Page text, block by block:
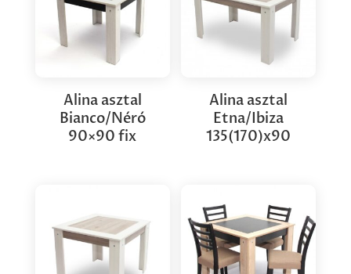
Alina asztal
Bianco/Néró
90×90 fix
Alina asztal
Etna/Ibiza
135(170)x90